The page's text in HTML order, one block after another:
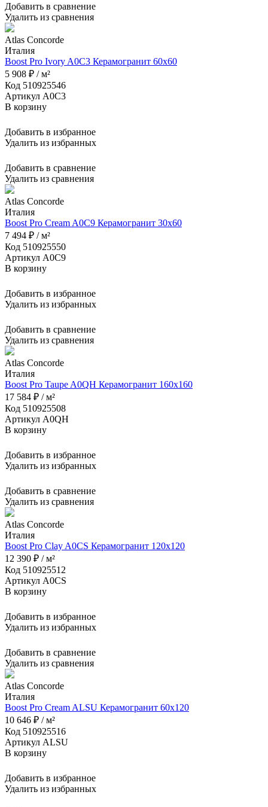
Добавить в сравнение
Удалить из сравнения
Atlas Concorde
Италия
Boost Pro Ivory A0C3 Керамогранит 60x60
5 908 ₽ / м²
Код 510925546
Артикул A0C3
В корзину
Добавить в избранное
Удалить из избранных
Добавить в сравнение
Удалить из сравнения
Atlas Concorde
Италия
Boost Pro Cream A0C9 Керамогранит 30x60
7 494 ₽ / м²
Код 510925550
Артикул A0C9
В корзину
Добавить в избранное
Удалить из избранных
Добавить в сравнение
Удалить из сравнения
Atlas Concorde
Италия
Boost Pro Taupe A0QH Керамогранит 160x160
17 584 ₽ / м²
Код 510925508
Артикул A0QH
В корзину
Добавить в избранное
Удалить из избранных
Добавить в сравнение
Удалить из сравнения
Atlas Concorde
Италия
Boost Pro Clay A0CS Керамогранит 120x120
12 390 ₽ / м²
Код 510925512
Артикул A0CS
В корзину
Добавить в избранное
Удалить из избранных
Добавить в сравнение
Удалить из сравнения
Atlas Concorde
Италия
Boost Pro Cream ALSU Керамогранит 60x120
10 646 ₽ / м²
Код 510925516
Артикул ALSU
В корзину
Добавить в избранное
Удалить из избранных